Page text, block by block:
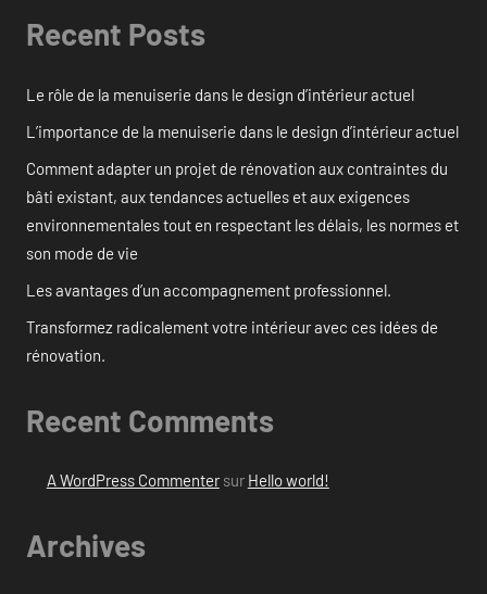
Recent Posts
Le rôle de la menuiserie dans le design d’intérieur actuel
L’importance de la menuiserie dans le design d’intérieur actuel
Comment adapter un projet de rénovation aux contraintes du
bâti existant, aux tendances actuelles et aux exigences
environnementales tout en respectant les délais, les normes et
son mode de vie
Les avantages d’un accompagnement professionnel.
Transformez radicalement votre intérieur avec ces idées de
rénovation.
Recent Comments
A WordPress Commentersur Hello world!
Archives